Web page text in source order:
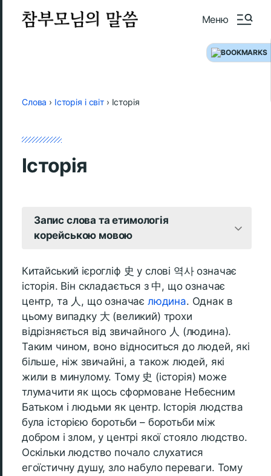
Меню
Слова › Історія і світ› Історія
Історія
Запис слова та етимологія
корейською мовою
Китайський ієрогліф 史 у слові 역사 означає
історія. Він складається з 中, що означає
центр, та 人, що означає людина. Однак в
цьому випадку 大 (великий) трохи
відрізняється від звичайного 人 (людина).
Таким чином, воно відноситься до людей, які
більше, ніж звичайні, а також людей, які
жили в минулому. Тому 史 (історія) може
тлумачити як щось сформоване Небесним
Батьком і людьми як центр. Історія людства
була історією боротьби – боротьби між
добром і злом, у центрі якої стояло людство.
Оскільки людство почало слухатися
егоїстичну душу, зло набуло переваги. Тому